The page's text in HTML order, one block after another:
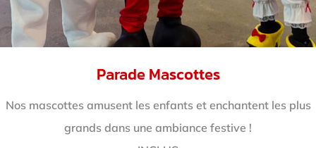
Parade Mascottes
Nos mascottes amusent les enfants et enchantent les plus
grands dans une ambiance festive !